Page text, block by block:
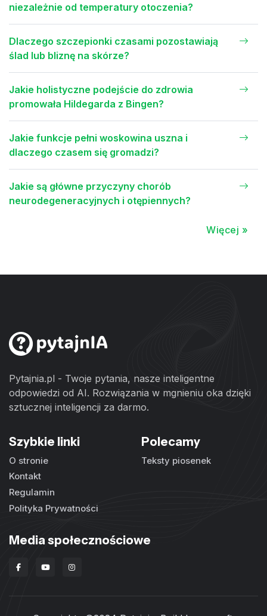
niezależnie od temperatury otoczenia?
Dlaczego szczepionki czasami pozostawiają
ślad lub bliznę na skórze?
Jakie holistyczne podejście do zdrowia
promowała Hildegarda z Bingen?
Jakie funkcje pełni woskowina uszna i
dlaczego czasem się gromadzi?
Jakie są główne przyczyny chorób
neurodegeneracyjnych i otępiennych?
Więcej »
Pytajnia.pl - Twoje pytania, nasze inteligentne
odpowiedzi od AI. Rozwiązania w mgnieniu oka dzięki
sztucznej inteligencji za darmo.
Szybkie linki
O stronie
Kontakt
Regulamin
Polityka Prywatności
Polecamy
Teksty piosenek
Media społecznościowe